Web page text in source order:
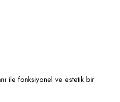
ile fonksiyonel ve estetik bir